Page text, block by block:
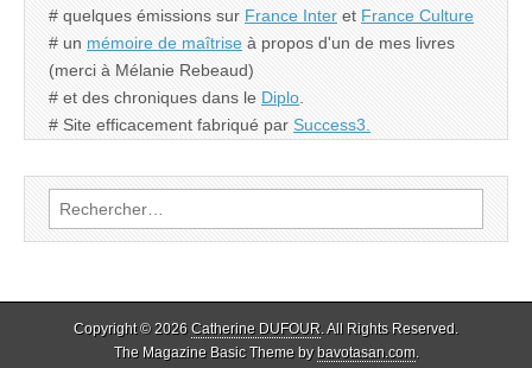
# quelques émissions sur France Inter et France Culture
# un mémoire de maîtrise à propos d'un de mes livres
(merci à Mélanie Rebeaud)
# et des chroniques dans le Diplo.
# Site efficacement fabriqué par Success3.
Rechercher :
Copyright © 2026 Catherine DUFOUR. All Rights Reserved.
The Magazine Basic Theme bybavotasan.com.